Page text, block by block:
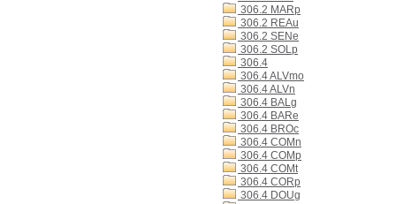
306.2 MARp
306.2 REAu
306.2 SENe
306.2 SOLp
306.4
306.4 ALVmo
306.4 ALVn
306.4 BALg
306.4 BARe
306.4 BROc
306.4 COMn
306.4 COMp
306.4 COMt
306.4 CORp
306.4 DOUg